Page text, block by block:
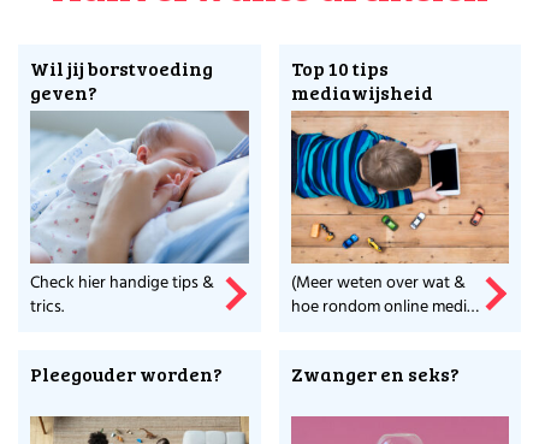
ontdek wat zij nog meer voor ouders doet.
Wil jij borstvoeding
geven?
Check hier handige tips &
trics.
Top 10 tips
mediawijsheid
(Meer weten over wat &
hoe rondom online media
Pleegouder worden? Zwanger en seks?